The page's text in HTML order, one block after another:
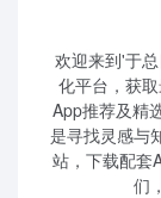
欢迎来到'于
化平台，获
App推荐及精
是寻找灵感与
站，下载配套
们